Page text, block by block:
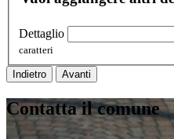
Dettaglio
caratteri
Indietro Avanti
Contatta il comune